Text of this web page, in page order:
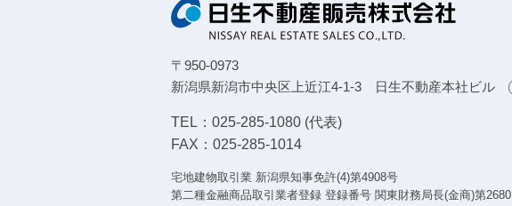
〒950-0973
新潟県新潟市中央区上近江4-1-3
日生不動産本社ビル
TEL：025-285-1080 (代表)
FAX：025-285-1014
宅地建物取引業 新潟県知事免許(4)第4908号
第二種金融商品取引業者登録 登録番号 関東財務局長(金商)第2680